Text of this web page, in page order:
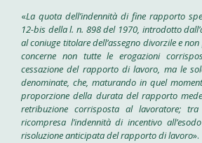
«La quota dell’indennità di fine rapporto
12-bis della l. n. 898 del 1970, introdotto
al coniuge titolare dell’assegno divorzile e
concerne non tutte le erogazioni
cessazione del rapporto di lavoro, ma le
denominate, che, maturando in quel
proporzione della durata del rapporto
retribuzione corrisposta al lavoratore;
ricompresa l’indennità di incentivo
risoluzione anticipata del rapporto di lavoro».